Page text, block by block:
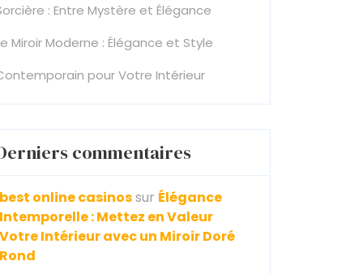
: Entre Mystère et Élégance
Miroir Moderne : Élégance et Style
pour Votre Intérieur
commentaires
best online casinossur Élégance
Intemporelle : Mettez en Valeur
Votre Intérieur avec un Miroir Doré
Rond